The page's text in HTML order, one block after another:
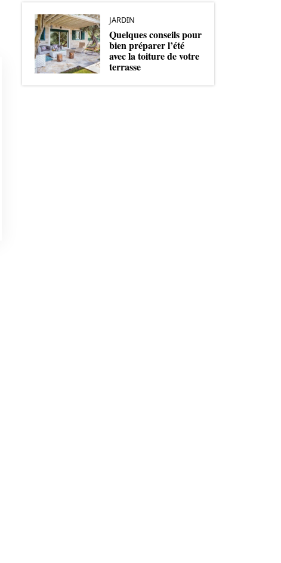
JARDIN
Quelques conseils pour
bien préparer l’été
avec la toiture de votre
terrasse